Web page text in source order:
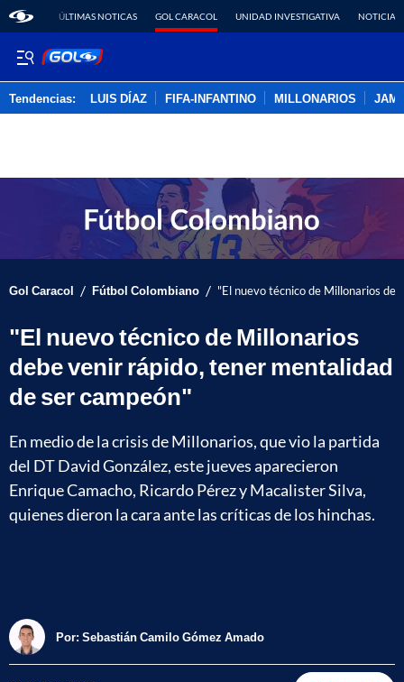
ÚLTIMAS NOTICAS GOL CARACOL UNIDAD INVESTIGATIVA NOTICIAS
Tendencias: LUIS DÍAZ FIFA-INFANTINO MILLONARIOS
Gol Caracol / Fútbol Colombiano / "El nuevo técnico de Millonarios
"El nuevo técnico de Millonarios
debe venir rápido, tener mentalidad
de ser campeón"
En medio de la crisis de Millonarios, que vio la partida
del DT David González, este jueves aparecieron
Enrique Camacho, Ricardo Pérez y Macalister Silva,
quienes dieron la cara ante las críticas de los hinchas.
Por: Sebastián Camilo Gómez Amado